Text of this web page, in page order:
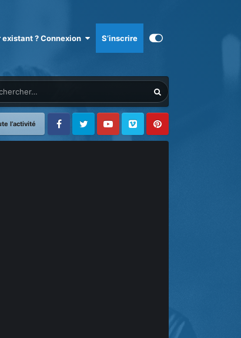
? Connexion S’inscrire
l’activité
FacebookTwitter Youtube Vimeo Pinterest